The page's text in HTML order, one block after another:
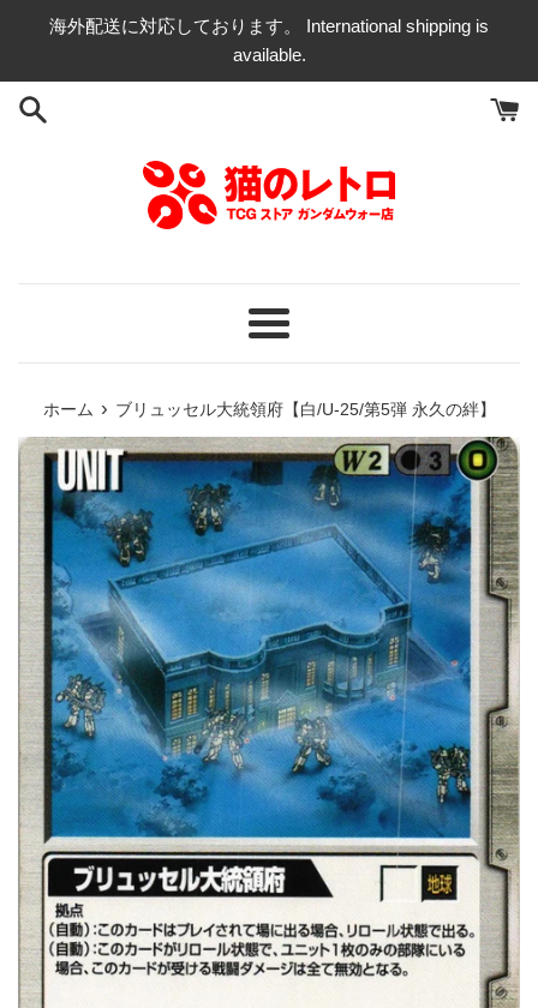
海外配送に対応しております。 International shipping is
available.
メ
ー
ホーム › ブリュッセル大統領府【白/U-25/第5弾 永久の絆】